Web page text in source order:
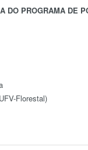
DO PROGRAMA DE
Florestal)